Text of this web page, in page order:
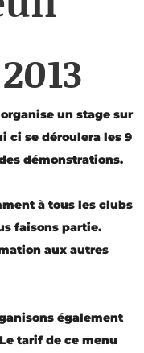
un stage sur
ci se déroulera les 9
démonstrations.
à tous les clubs
faisons partie.
aux autres
également
tarif de ce menu